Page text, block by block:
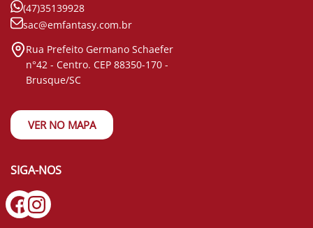
(47)35139928
sac@emfantasy.com.br
Rua Prefeito Germano Schaefer
n°42 - Centro. CEP 88350-170 -
Brusque/SC
VER NO MAPA
SIGA-NOS